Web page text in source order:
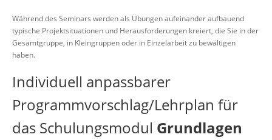
Während des Seminars werden als Übungen aufeinander aufbauend
typische Projektsituationen und Herausforderungen kreiert, die Sie in der
Gesamtgruppe, in Kleingruppen oder in Einzelarbeit zu bewältigen
haben.
Individuell anpassbarer
Programmvorschlag/Lehrplan für
das Schulungsmodul Grundlagen